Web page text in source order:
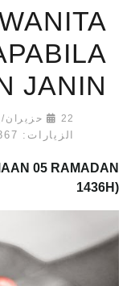
JANIN
22 حزيران/يونيو 2015
الزيارات: 17367
05 RAMADAN
1436H)